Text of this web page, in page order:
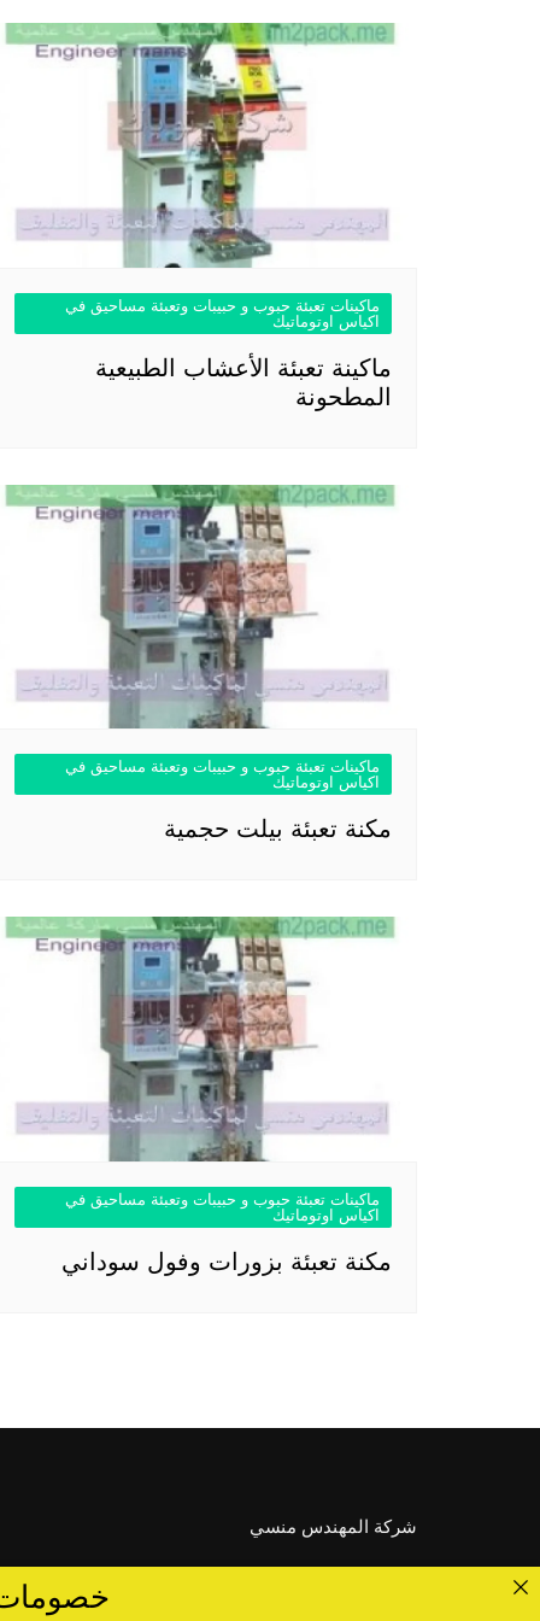
ماكينات تعبئة حبوب و حبيبات وتعبئة مساحيق في
اكياس اوتوماتيك
ماكينة تعبئة الأعشاب الطبيعية
المطحونة
ماكينات تعبئة حبوب و حبيبات وتعبئة مساحيق في
اكياس اوتوماتيك
مكنة تعبئة بيلت حجمية
ماكينات تعبئة حبوب و حبيبات وتعبئة مساحيق في
اكياس اوتوماتيك
مكنة تعبئة بزورات وفول سوداني
شركة المهندس منسي
خصومات تصل الى 40 %...